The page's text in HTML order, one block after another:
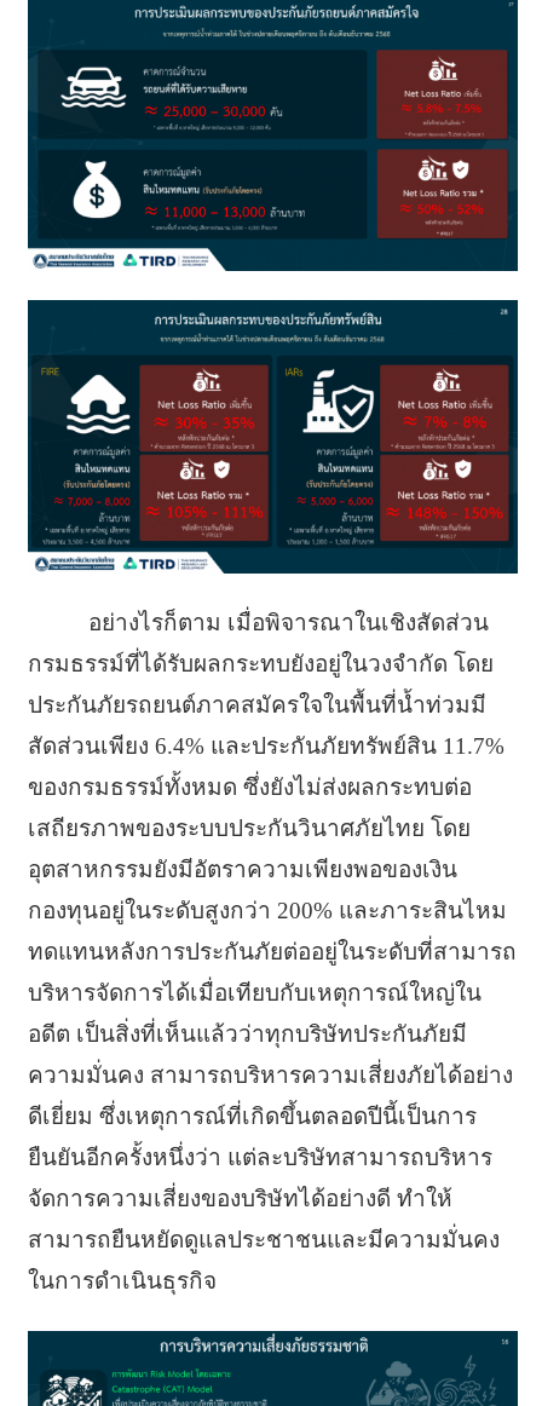
อย่างไรก็ตาม เมื่อพิจารณาในเชิงสัดส่วน
กรมธรรม์ที่ได้รับผลกระทบยังอยู่ในวงจำกัด โดย
ประกันภัยรถยนต์ภาคสมัครใจในพื้นที่น้ำท่วมมี
สัดส่วนเพียง 6.4% และประกันภัยทรัพย์สิน 11.7%
ของกรมธรรม์ทั้งหมด ซึ่งยังไม่ส่งผลกระทบต่อ
เสถียรภาพของระบบประกันวินาศภัยไทย โดย
อุตสาหกรรมยังมีอัตราความเพียงพอของเงิน
กองทุนอยู่ในระดับสูงกว่า 200% และภาระสินไหม
ทดแทนหลังการประกันภัยต่ออยู่ในระดับที่สามารถ
บริหารจัดการได้เมื่อเทียบกับเหตุการณ์ใหญ่ใน
อดีต เป็นสิ่งที่เห็นแล้วว่าทุกบริษัทประกันภัยมี
ความมั่นคง สามารถบริหารความเสี่ยงภัยได้อย่าง
ดีเยี่ยม ซึ่งเหตุการณ์ที่เกิดขึ้นตลอดปีนี้เป็นการ
ยืนยันอีกครั้งหนึ่งว่า แต่ละบริษัทสามารถบริหาร
จัดการความเสี่ยงของบริษัทได้อย่างดี ทำให้
สามารถยืนหยัดดูแลประชาชนและมีความมั่นคง
ในการดำเนินธุรกิจ